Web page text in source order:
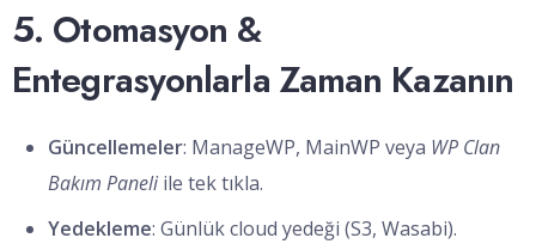
5. Otomasyon &
Entegrasyonlarla Zaman Kazanın
Güncellemeler: ManageWP, MainWP veya WP Clan
Bakım Paneliile tek tıkla.
Yedekleme: Günlük cloud yedeği (S3, Wasabi).